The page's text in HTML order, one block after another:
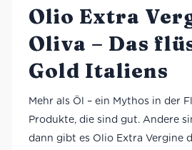
Olio Extra
Oliva – Das
Gold Italiens
Mehr als Öl – ein Mythos in der
Produkte, die sind gut. Andere
dann gibt es Olio Extra Vergine